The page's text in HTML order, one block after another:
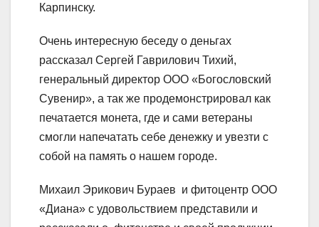
Карпинску.
Очень интересную беседу о деньгах
рассказал Сергей Гаврилович Тихий,
генеральный директор ООО «Богословский
Сувенир», а так же продемонстрировал как
печатается монета, где и сами ветераны
смогли напечатать себе денежку и увезти с
собой на память о нашем городе.
Михаил Эрикович Бураев и фитоцентр ООО
«Диана» с удовольствием представили и